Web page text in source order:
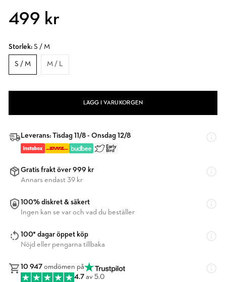
499 kr
Storlek: S / M
S / M M / L
LÄGG I VARUKORGEN
Leverans: Tisdag 11/8 - Onsdag 12/8
Gratis frakt över 999 kr
Annars endast 39 kr
100% diskret & säkert
Ingen kan se var och vad du beställer
100* dagar öppet köp
Nöjd eller pengarna tillbaka
10 947 omdömen på
4.7 av 5.0